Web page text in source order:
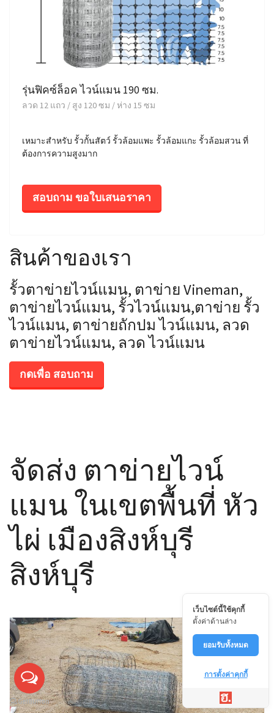
รุ่นฟิคซ์ล็อค ไวน์แมน 190 ซม.
ลวด 12 แถว / สูง 120 ซม / ห่าง 15 ซม
เหมาะสำหรับ รั้วกั้นสัตว์ รั้วล้อมแพะ รั้วล้อมแกะ รั้วล้อมสวน ที่
ต้องการความสูงมาก
สอบถาม ขอใบเสนอราคา
สินค้าของเรา
รั้วตาข่ายไวน์แมน, ตาข่าย Vineman,
ตาข่ายไวน์แมน, รั้วไวน์แมน,ตาข่าย รั้ว
ไวน์แมน, ตาข่ายถักปม ไวน์แมน, ลวด
ตาข่ายไวน์แมน, ลวด ไวน์แมน
กดเพื่อ สอบถาม
จัดส่ง ตาข่ายไวน์
แมน ในเขตพื้นที่ หัว
ไผ่ เมืองสิงห์บุรี
สิงห์บุรี
เว็บไซต์นี้ใช้คุกกี้
ตั้งค่าด้านล่าง
ยอมรับทั้งหมด
การตั้งค่าคุกกี้